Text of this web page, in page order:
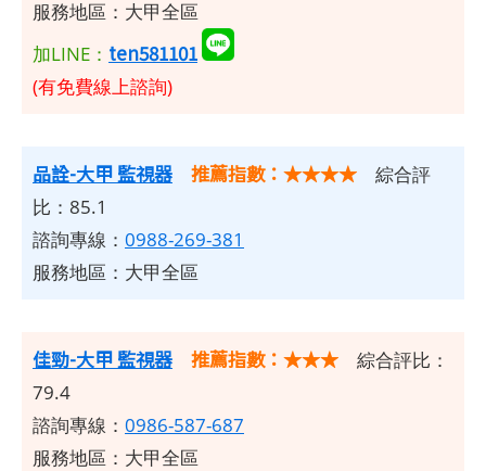
服務地區：大甲全區
加LINE： ten581101
(有免費線上諮詢)
品詮-大甲 監視器 推薦指數：★★★★
綜合評
比：85.1
諮詢專線： 0988-269-381
服務地區：大甲全區
佳勁-大甲 監視器 推薦指數：★★★
綜合評比：
79.4
諮詢專線： 0986-587-687
服務地區：大甲全區